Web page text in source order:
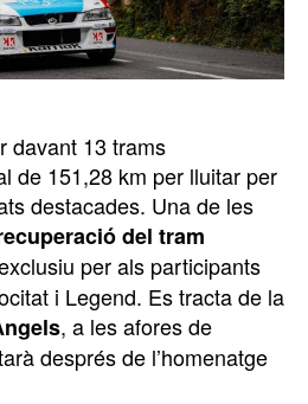
davant 13 trams
de 151,28 km per lluitar per
destacades. Una de les
del tram
per als participants
i Legend. Es tracta de la
, a les afores de
després de l’homenatge